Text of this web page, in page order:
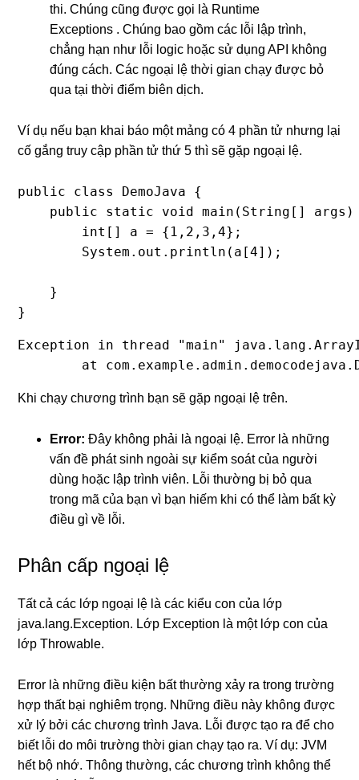
thi. Chúng cũng được gọi là Runtime
Exceptions . Chúng bao gồm các lỗi lập trình,
chẳng hạn như lỗi logic hoặc sử dụng API không
đúng cách. Các ngoại lệ thời gian chạy được bỏ
qua tại thời điểm biên dịch.
Ví dụ nếu bạn khai báo một mảng có 4 phần tử nhưng lại
cố gắng truy cập phần tử thứ 5 thì sẽ gặp ngoại lệ.
public class DemoJava {
public static void main(String[] args)
        int[] a = {1,2,3,4};
        System.out.println(a[4]);
    }
Exception in thread "main"
at
Khi chạy chương trình bạn sẽ gặp ngoại lệ trên.
Error:Đây không phải là ngoại lệ. Error là những
vấn đề phát sinh ngoài sự kiểm soát của người
dùng hoặc lập trình viên. Lỗi thường bị bỏ qua
trong mã của bạn vì bạn hiếm khi có thể làm bất kỳ
điều gì về lỗi.
Phân cấp ngoại lệ
Tất cả các lớp ngoại lệ là các kiểu con của lớp
java.lang.Exception. Lớp Exception là một lớp con của
lớp Throwable.
Error là những điều kiện bất thường xảy ra trong trường
hợp thất bại nghiêm trọng. Những điều này không được
xử lý bởi các chương trình Java. Lỗi được tạo ra để cho
biết lỗi do môi trường thời gian chạy tạo ra. Ví dụ: JVM
hết bộ nhớ. Thông thường, các chương trình không thể